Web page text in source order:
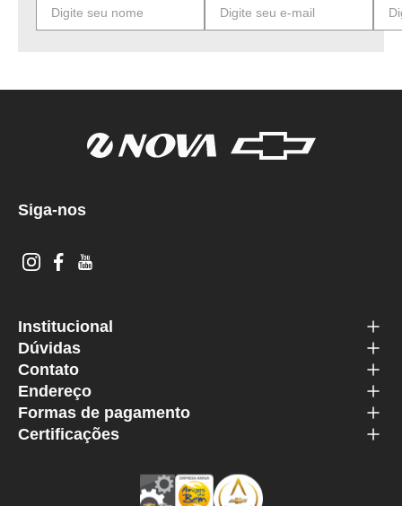
Siga-nos
Institucional
Dúvidas
Contato
Endereço
Formas de pagamento
Certificações